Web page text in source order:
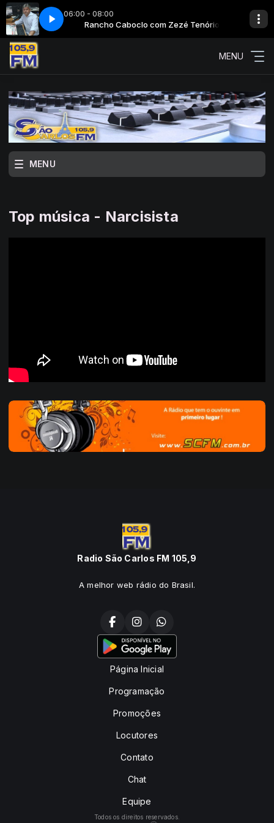
06:00 - 08:00
Zezé Tenório Rancho Caboclo com Zezé Tenório
MENU
MENU
Top música - Narcisista
Radio São Carlos FM 105,9
A melhor web rádio do Brasil.
Página Inicial
Programação
Promoções
Locutores
Contato
Chat
Equipe
Todos os direitos reservados.